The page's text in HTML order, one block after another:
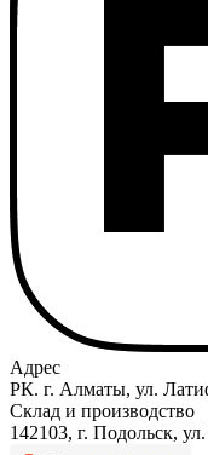
Адрес
РК. г. Алматы, ул.
Склад и производство
142103, г. Подольск,